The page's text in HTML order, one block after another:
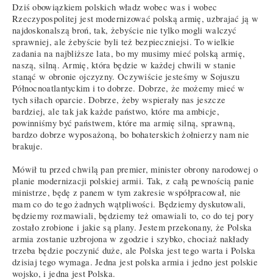
Dziś obowiązkiem polskich władz wobec was i wobec
Rzeczypospolitej jest modernizować polską armię, uzbrajać ją w
najdoskonalszą broń, tak, żebyście nie tylko mogli walczyć
sprawniej, ale żebyście byli też bezpieczniejsi. To wielkie
zadania na najbliższe lata, bo my musimy mieć polską armię,
naszą, silną. Armię, która będzie w każdej chwili w stanie
stanąć w obronie ojczyzny. Oczywiście jesteśmy w Sojuszu
Północnoatlantyckim i to dobrze. Dobrze, że możemy mieć w
tych siłach oparcie. Dobrze, żeby wspierały nas jeszcze
bardziej, ale tak jak każde państwo, które ma ambicje,
powinniśmy być państwem, które ma armię silną, sprawną,
bardzo dobrze wyposażoną, bo bohaterskich żołnierzy nam nie
brakuje.
Mówił tu przed chwilą pan premier, minister obrony narodowej o
planie modernizacji polskiej armii. Tak, z całą pewnością panie
ministrze, będę z panem w tym zakresie współpracował, nie
mam co do tego żadnych wątpliwości. Będziemy dyskutowali,
będziemy rozmawiali, będziemy też omawiali to, co do tej pory
zostało zrobione i jakie są plany. Jestem przekonany, że Polska
armia zostanie uzbrojona w zgodzie i szybko, chociaż nakłady
trzeba będzie poczynić duże, ale Polska jest tego warta i Polska
dzisiaj tego wymaga. Jedna jest polska armia i jedno jest polskie
wojsko, i jedna jest Polska.